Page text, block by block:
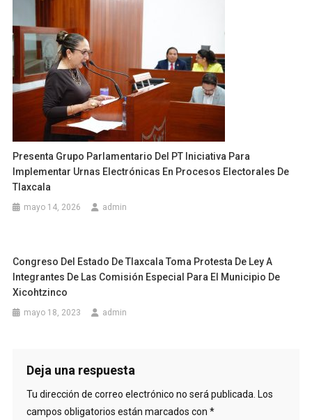
Presenta Grupo Parlamentario Del PT Iniciativa Para
Implementar Urnas Electrónicas En Procesos Electorales De
Tlaxcala
mayo 14, 2026 admin
Congreso Del Estado De Tlaxcala Toma Protesta De Ley A
Integrantes De Las Comisión Especial Para El Municipio De
Xicohtzinco
mayo 18, 2023 admin
Deja una respuesta
Tu dirección de correo electrónico no será publicada. Los
campos obligatorios están marcados con *